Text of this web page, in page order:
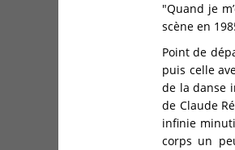
"Quand je
scène en
Point de
puis celle
de la danse
de Claude
infinie
corps un